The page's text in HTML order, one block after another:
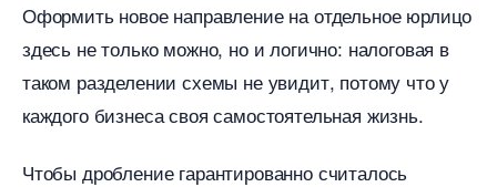
Оформить новое направление на отдельное юрлицо
здесь не только можно, но и логично: налоговая
таком разделении схемы не увидит, потому что у
каждого бизнеса своя самостоятельная жизнь.
Чтобы дробление гарантированно считалось